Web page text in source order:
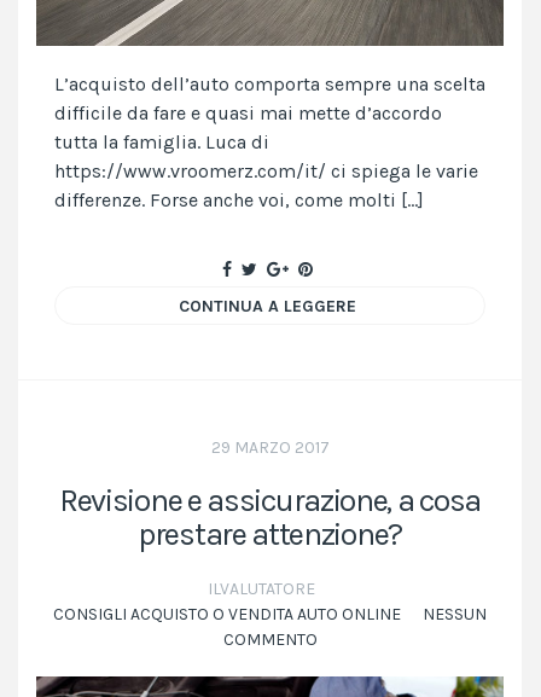
L’acquisto dell’auto comporta sempre una scelta
difficile da fare e quasi mai mette d’accordo
tutta la famiglia. Luca di
https://www.vroomerz.com/it/ ci spiega le varie
differenze. Forse anche voi, come molti […]
CONTINUA A LEGGERE
29 MARZO 2017
Revisione e assicurazione, a cosa
prestare attenzione?
ILVALUTATORE
CONSIGLI ACQUISTO O VENDITA AUTO ONLINE
NESSUN
COMMENTO